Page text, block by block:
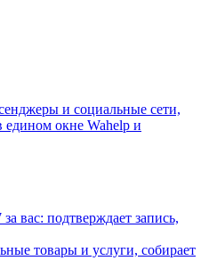
и социальные сети,
едином окне Wahelp и
вас: подтверждает запись,
товары и услуги, собирает